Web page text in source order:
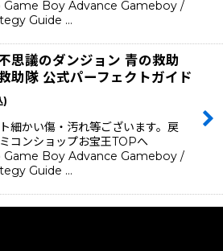
Boy Advance Gameboy /
Guide …
思議のダンジョン 青の救助
助隊 公式パーフェクトガイド
)
細かい傷・汚れ等ございます。戻
ンショップお宝王TOPへ
Boy Advance Gameboy /
Guide …